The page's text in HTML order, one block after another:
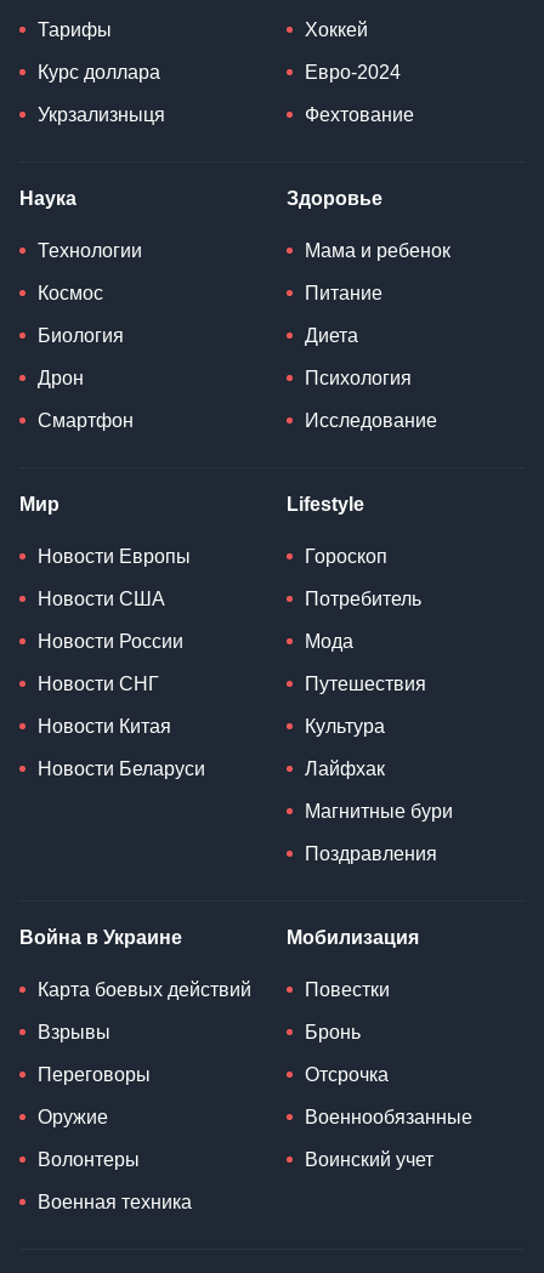
Тарифы
Курс доллара
Укрзализныця
Хоккей
Евро-2024
Фехтование
Наука
Технологии
Космос
Биология
Дрон
Смартфон
Здоровье
Мама и ребенок
Питание
Диета
Психология
Исследование
Мир
Новости Европы
Новости США
Новости России
Новости СНГ
Новости Китая
Новости Беларуси
Lifestyle
Гороскоп
Потребитель
Мода
Путешествия
Культура
Лайфхак
Магнитные бури
Поздравления
Война в Украине
Карта боевых действий
Взрывы
Переговоры
Оружие
Волонтеры
Военная техника
Мобилизация
Повестки
Бронь
Отсрочка
Военнообязанные
Воинский учет